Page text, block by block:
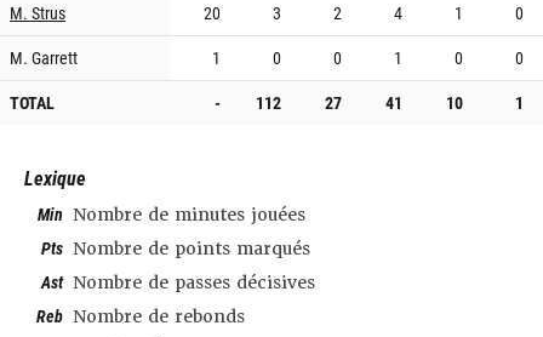
M. Strus
20 3 2 4 1
0
M. Garrett
1 0 0 1 0
0
TOTAL
- 112 27 41 10 1
Lexique
Min Nombre de minutes jouées
Pts Nombre de points marqués
Ast Nombre de passes décisives
Reb Nombre de rebonds